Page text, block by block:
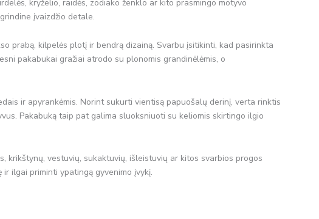
kryželio, raidės, zodiako ženklo ar kito prasmingo motyvo
įvaizdžio detale.
prabą, kilpelės plotį ir bendrą dizainą. Svarbu įsitikinti, kad pasirinkta
pakabukai gražiai atrodo su plonomis grandinėlėmis, o
ir apyrankėmis. Norint sukurti vientisą papuošalų derinį, verta rinktis
Pakabuką taip pat galima sluoksniuoti su keliomis skirtingo ilgio
krikštynų, vestuvių, sukaktuvių, išleistuvių ar kitos svarbios progos
ilgai priminti ypatingą gyvenimo įvykį.